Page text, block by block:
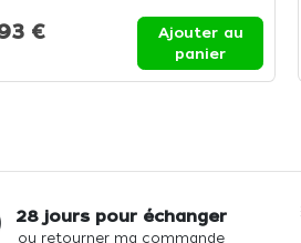
€
Ajouter au
panier
28 jours pour échanger
ou retourner ma commande